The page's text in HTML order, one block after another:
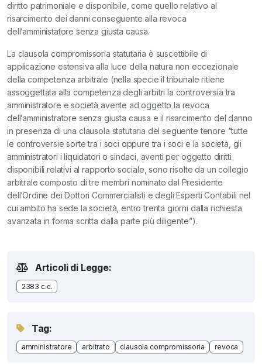
diritto patrimoniale e disponibile, come quello relativo al
risarcimento dei danni conseguente alla revoca
dell’amministatore senza giusta causa.
La clausola compromissoria statutaria è suscettibile di
applicazione estensiva alla luce della natura non eccezionale
della competenza arbitrale (nella specie il tribunale ritiene
assoggettata alla competenza degli arbitri la controversia tra
amministratore e società avente ad oggetto la revoca
dell’amministratore senza giusta causa e il risarcimento del danno
in presenza di una clausola statutaria del seguente tenore “tutte
le controversie sorte tra i soci oppure tra i soci e la società, gli
amministratori i liquidatori o sindaci, aventi per oggetto diritti
disponibili relativi al rapporto sociale, sono risolte da un collegio
arbitrale composto di tre membri nominato dal Presidente
dell’Ordine dei Dottori Commercialisti e degli Esperti Contabili nel
cui ambito ha sede la società, entro trenta giorni dalla richiesta
avanzata in forma scritta dalla parte più diligente”).
Articoli di Legge:
2383 c.c.
Tag:
amministratore arbitrato clausola compromissoria revoca